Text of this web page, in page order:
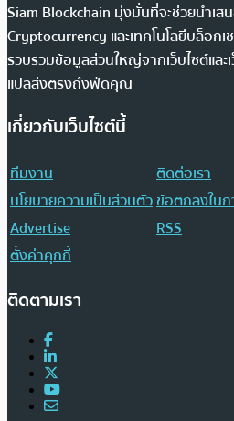
Siam Blockchain มุ่งมั่นที่จะช่วยนำเส
Cryptocurrency และเทคโนโลยีบล็อกเ
รวบรวมข้อมูลส่วนใหญ่จากเว็บไซต์และ
แปลส่งตรงถึงฟีดคุณ
เกี่ยวกับเว็บไซต์นี้
ทีมงาน
ติดต่อเรา
นโยบายความเป็นส่วนตัวข้อตกลงในก
Advertise
RSS
ตั้งค่าคุกกี้
ติดตามเรา